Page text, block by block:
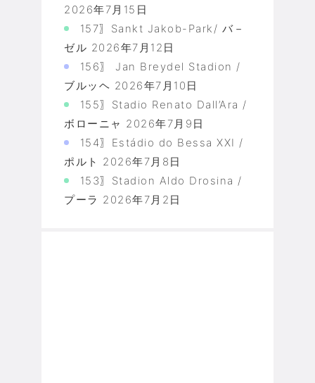
2026年7月15日
157〗Sankt Jakob-Park/ バ－
ゼル 2026年7月12日
156〗 Jan Breydel Stadion /
ブルッヘ 2026年7月10日
155〗Stadio Renato Dall’Ara /
ボローニャ 2026年7月9日
154〗Estádio do Bessa XXI /
ポルト 2026年7月8日
153〗Stadion Aldo Drosina /
プーラ 2026年7月2日